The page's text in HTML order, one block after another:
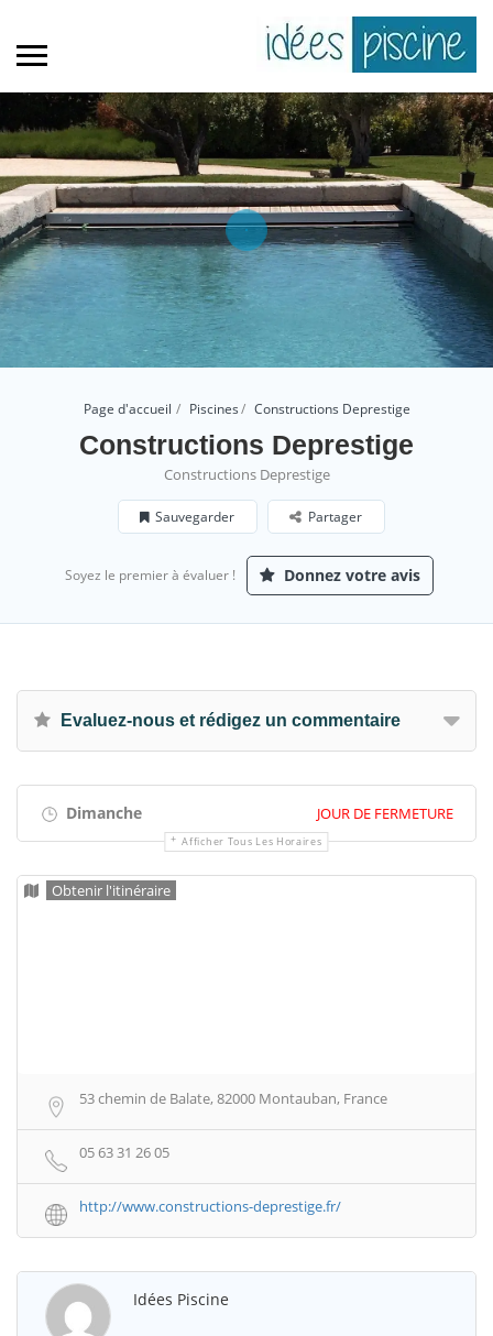
Page d'accueil Piscines Constructions Deprestige
Constructions Deprestige
Constructions Deprestige
Sauvegarder Partager
Soyez le premier à évaluer ! Donnez votre avis
Evaluez-nous et rédigez un commentaire
Dimanche JOUR DE FERMETURE
Afficher Tous Les Horaires
Obtenir l'itinéraire
53 chemin de Balate, 82000 Montauban, France
05 63 31 26 05
http://www.constructions-deprestige.fr/
Idées Piscine